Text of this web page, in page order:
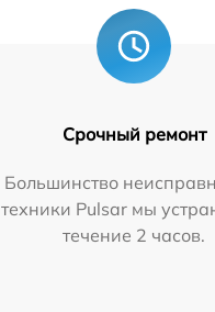
Срочный ремонт
Большинство
техники Pulsar мы
течение 2 часов.